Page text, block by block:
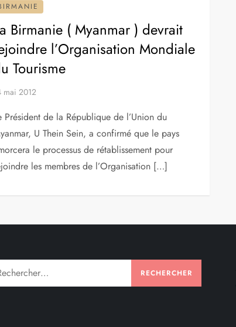
Birmanie ( Myanmar ) devrait
l’Organisation Mondiale
Tourisme
mai 2012
Président de la République de l’Union du
U Thein Sein, a confirmé que le pays
le processus de rétablissement pour
les membres de l’Organisation […]
: